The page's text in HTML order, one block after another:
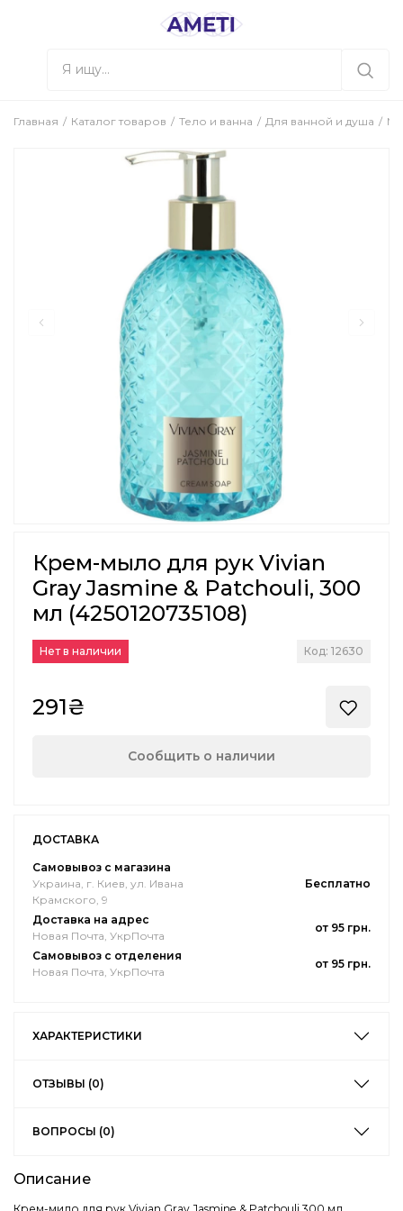
Главная Каталог товаров Тело и ванна Для ванной и душа
Крем-мыло для рук Vivian
Gray Jasmine & Patchouli, 300
мл (4250120735108)
Нет в наличии Код: 12630
291₴
Сообщить о наличии
ДОСТАВКА
Самовывоз с магазина
Украина, г. Киев, ул. Ивана
Крамского, 9
Бесплатно
Доставка на адрес
Новая Почта, УкрПочта
от 95 грн.
Самовывоз с отделения
Новая Почта, УкрПочта
от 95 грн.
ХАРАКТЕРИСТИКИ
ОТЗЫВЫ (0)
ВОПРОСЫ (0)
Описание